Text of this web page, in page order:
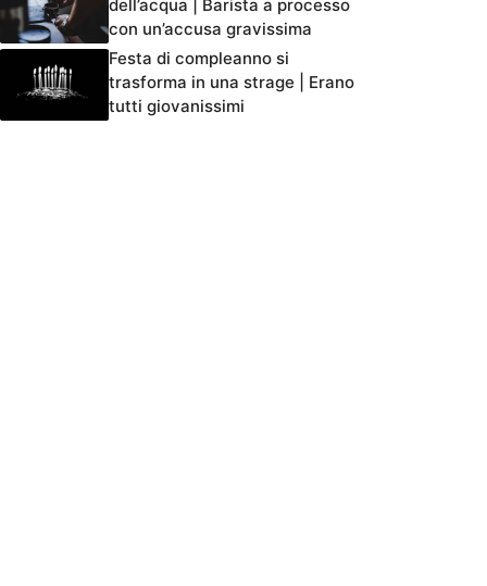
dell’acqua | Barista a processo
con un’accusa gravissima
Festa di compleanno si
trasforma in una strage | Erano
tutti giovanissimi